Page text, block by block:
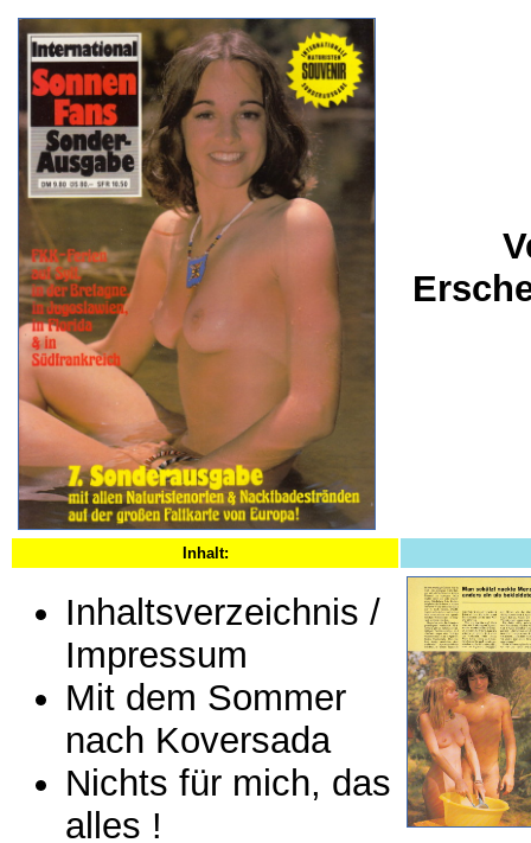
Inhalt:
Inhaltsverzeichnis /
Impressum
Mit dem Sommer
nach Koversada
Nichts für mich, das
alles !